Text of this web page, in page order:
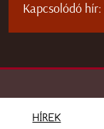
Kapcsolódó hír:
HÍREK